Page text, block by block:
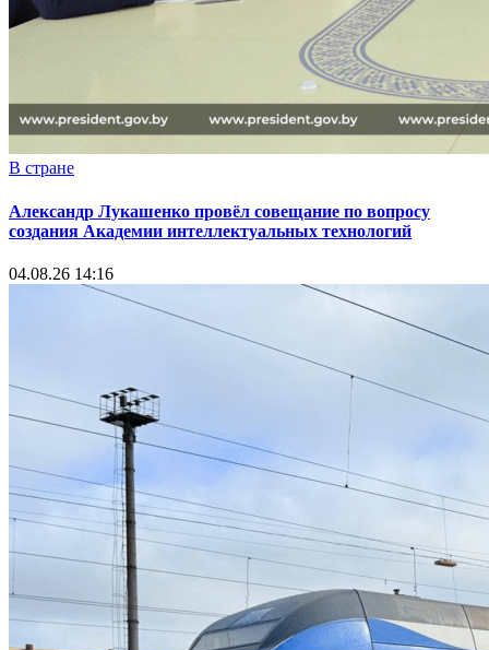
В стране
Александр Лукашенко провёл совещание по вопросу
создания Академии интеллектуальных технологий
04.08.26 14:16